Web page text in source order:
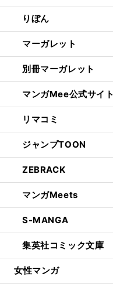
りぼん
マーガレット
別冊マーガレット
マンガMee公式サイト
リマコミ
ジャンプTOON
ZEBRACK
マンガMeets
S-MANGA
集英社コミック文庫
女性マンガ